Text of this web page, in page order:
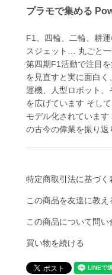
プラモで集める
F1、四輪、二輪、耕
スジェット… 丸ごと
第四期F1活動で注目
を見直すと実に面白
運機、人型ロボット
を広げています そし
モデル化されていま
の古今の偉業を振り返
特定商取引法に基づく
この商品を友達に教え
この商品について問い
買い物を続ける